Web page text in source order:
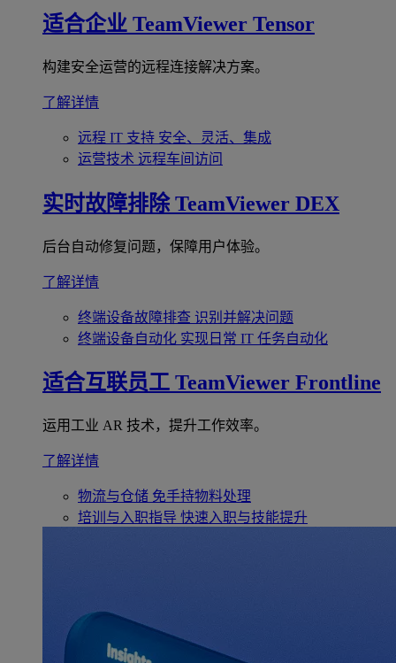
适合企业 TeamViewer Tensor
构建安全运营的远程连接解决方案。
了解详情
远程 IT 支持 安全、灵活、集成
运营技术 远程车间访问
实时故障排除 TeamViewer DEX
后台自动修复问题，保障用户体验。
了解详情
终端设备故障排查 识别并解决问题
终端设备自动化 实现日常 IT 任务自动化
适合互联员工 TeamViewer Frontline
运用工业 AR 技术，提升工作效率。
了解详情
物流与仓储 免手持物料处理
培训与入职指导 快速入职与技能提升